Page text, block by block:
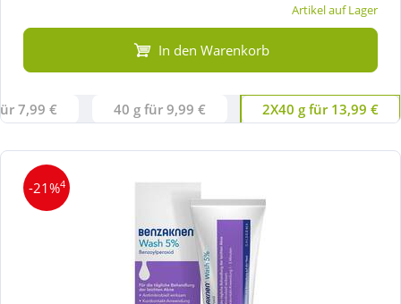
Artikel auf Lager
In den Warenkorb
7,99 € 40 g für 9,99 € 2X40 g für 13,99 €
-21%4